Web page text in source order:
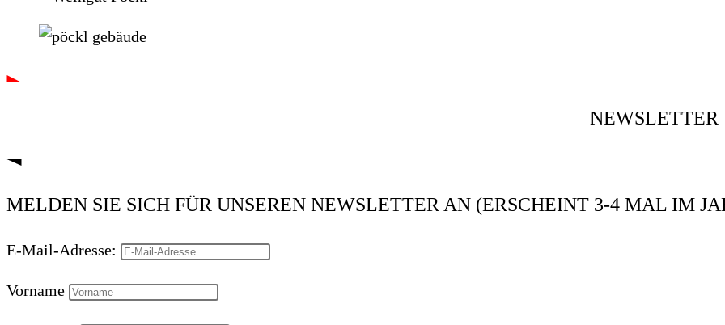
NEWSLETTER
MELDEN SIE SICH FÜR UNSEREN NEWSLETTER AN (ERSCHEINT 3-4 MAL IM
E-Mail-Adresse:
Vorname